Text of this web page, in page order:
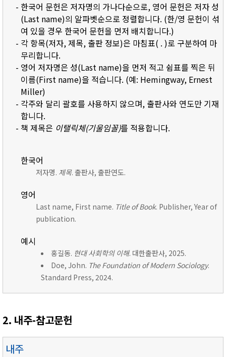
- 한국어 문헌은 저자명의 가나다순으로, 영어 문헌은 저자 성
(Last name)의 알파벳순으로 정렬합니다. (한/영 문헌이 섞
여 있을 경우 한국어 문헌을 먼저 배치합니다.)
- 각 항목(저자, 제목, 출판 정보)은 마침표( . )로 구분하여 마
무리합니다.
- 영어 저자명은 성(Last name)을 먼저 적고 쉼표를 찍은 뒤
이름(First name)을 적습니다. (예: Hemingway, Ernest
Miller)
- 각주와 달리 괄호를 사용하지 않으며, 출판사와 연도만 기재
합니다.
- 책 제목은 이탤릭체(기울임꼴)를 적용합니다.
한국어
저자명. 제목. 출판사, 출판연도.
영어
Last name, First name. Title of Book. Publisher, Year of
publication.
예시
홍길동. 현대 사회학의 이해. 대한출판사, 2025.
Doe, John. The Foundation of Modern Sociology.
Standard Press, 2024.
2. 내주-참고문헌
내주